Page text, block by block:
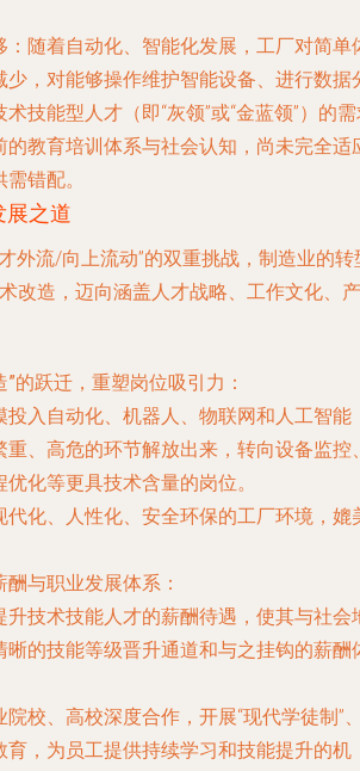
：随着自动化、智能化发展，工厂对简单
少，对能够操作维护智能设备、进行数据
技能型人才（即“灰领”或“金蓝领”）的
的教育培训体系与社会认知，尚未完全适
错配。
展之道
外流/向上流动”的双重挑战，制造业的转
改造，迈向涵盖人才战略、工作文化、产
”的跃迁，重塑岗位吸引力 ：
投入自动化、机器人、物联网和人工智能
重、高危的环节解放出来，转向设备监控
化等更具技术含量的岗位。
代化、人性化、安全环保的工厂环境，媲
酬与职业发展体系 ：
升技术技能人才的薪酬待遇，使其与社会
晰的技能等级晋升通道和与之挂钩的薪酬
院校、高校深度合作，开展“现代学徒制”
育，为员工提供持续学习和技能提升的机